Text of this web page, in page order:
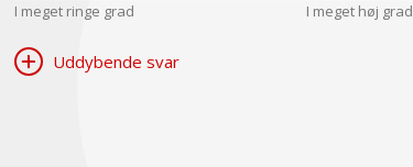
I meget ringe grad I meget høj grad
Uddybende svar